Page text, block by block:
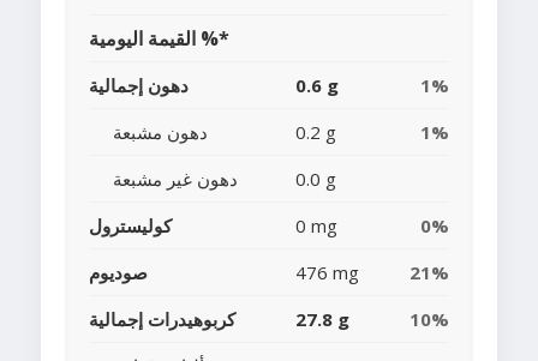
القيمة اليومية %*
دهون إجمالية 0.6 g
1%
دهون مشبعة
0.2 g
1%
دهون غير مشبعة
0.0 g
كوليسترول
0 mg
0%
صوديوم
476 mg
21%
كربوهيدرات إجمالية
27.8 g
10%